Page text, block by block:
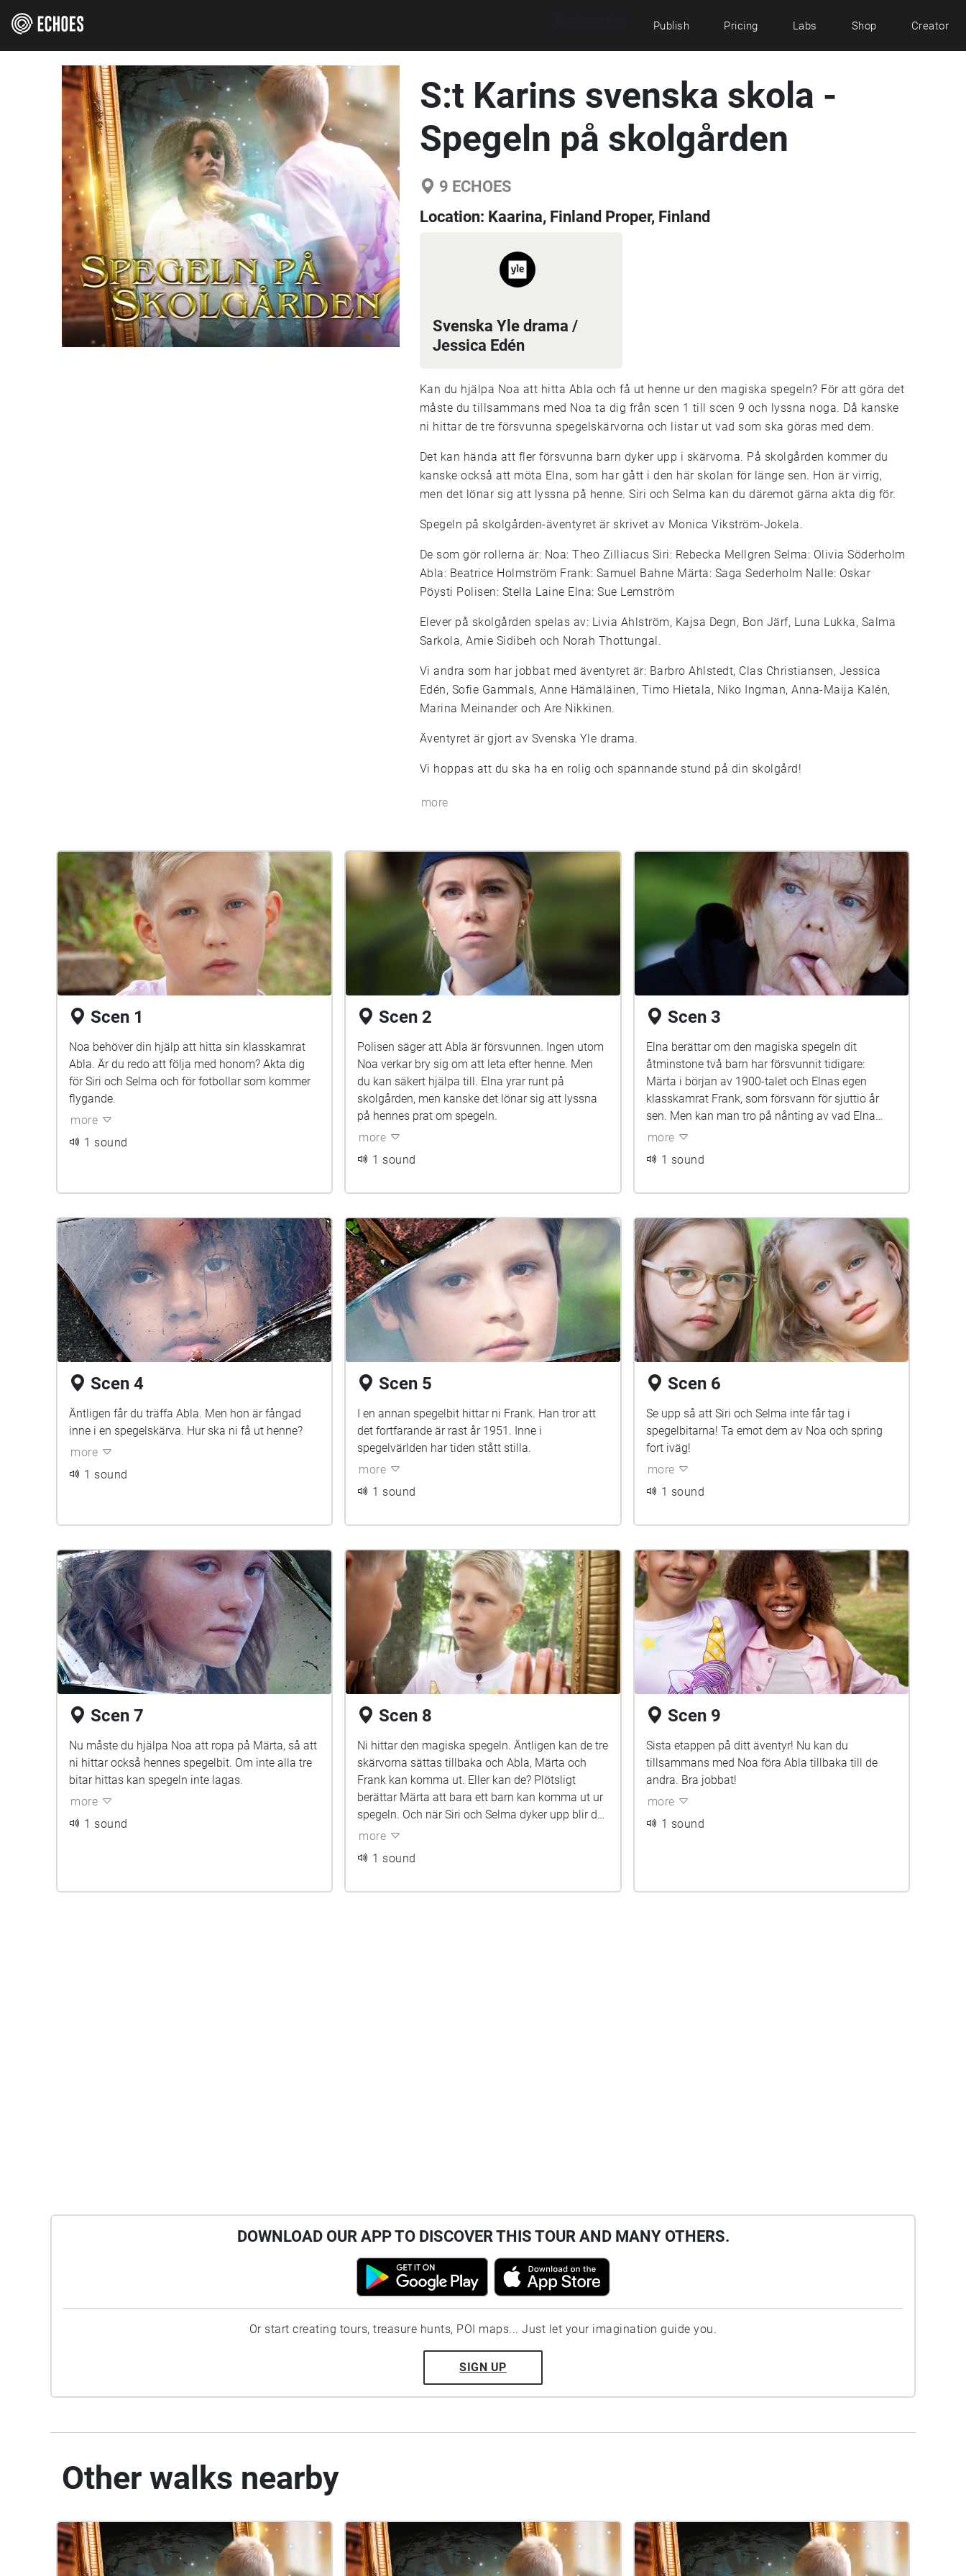
Publish Pricing Labs Shop Creator
S:t Karins svenska skola -
Spegeln på skolgården
9 ECHOES
Location: Kaarina, Finland Proper, Finland
Svenska Yle drama /
Jessica Edén
Kan du hjälpa Noa att hitta Abla och få ut henne ur den magiska spegeln? För att göra det
måste du tillsammans med Noa ta dig från scen 1 till scen 9 och lyssna noga. Då kanske
ni hittar de tre försvunna spegelskärvorna och listar ut vad som ska göras med dem.
Det kan hända att fler försvunna barn dyker upp i skärvorna. På skolgården kommer du
kanske också att möta Elna, som har gått i den här skolan för länge sen. Hon är virrig,
men det lönar sig att lyssna på henne. Siri och Selma kan du däremot gärna akta dig för.
Spegeln på skolgården-äventyret är skrivet av Monica Vikström-Jokela.
De som gör rollerna är: Noa: Theo Zilliacus Siri: Rebecka Mellgren Selma: Olivia Söderholm
Abla: Beatrice Holmström Frank: Samuel Bahne Märta: Saga Sederholm Nalle: Oskar
Pöysti Polisen: Stella Laine Elna: Sue Lemström
Elever på skolgården spelas av: Livia Ahlström, Kajsa Degn, Bon Järf, Luna Lukka, Salma
Sarkola, Amie Sidibeh och Norah Thottungal.
Vi andra som har jobbat med äventyret är: Barbro Ahlstedt, Clas Christiansen, Jessica
Edén, Sofie Gammals, Anne Hämäläinen, Timo Hietala, Niko Ingman, Anna-Maija Kalén,
Marina Meinander och Are Nikkinen.
Äventyret är gjort av Svenska Yle drama.
Vi hoppas att du ska ha en rolig och spännande stund på din skolgård!
more
Scen 1
Noa behöver din hjälp att hitta sin klasskamrat
Abla. Är du redo att följa med honom? Akta dig
för Siri och Selma och för fotbollar som kommer
flygande.
more
1 sound
Scen 2
Polisen säger att Abla är försvunnen. Ingen utom
Noa verkar bry sig om att leta efter henne. Men
du kan säkert hjälpa till. Elna yrar runt på
skolgården, men kanske det lönar sig att lyssna
på hennes prat om spegeln.
more
1 sound
Scen 3
Elna berättar om den magiska spegeln dit
åtminstone två barn har försvunnit tidigare:
Märta i början av 1900-talet och Elnas egen
klasskamrat Frank, som försvann för sjuttio år
sen. Men kan man tro på nånting av vad Elna
säger?
more
1 sound
Scen 4
Äntligen får du träffa Abla. Men hon är fångad
inne i en spegelskärva. Hur ska ni få ut henne?
more
1 sound
Scen 5
I en annan spegelbit hittar ni Frank. Han tror att
det fortfarande är rast år 1951. Inne i
spegelvärlden har tiden stått stilla.
more
1 sound
Scen 6
Se upp så att Siri och Selma inte får tag i
spegelbitarna! Ta emot dem av Noa och spring
fort iväg!
more
1 sound
Scen 7
Nu måste du hjälpa Noa att ropa på Märta, så att
ni hittar också hennes spegelbit. Om inte alla tre
bitar hittas kan spegeln inte lagas.
more
1 sound
Scen 8
Ni hittar den magiska spegeln. Äntligen kan de tre
skärvorna sättas tillbaka och Abla, Märta och
Frank kan komma ut. Eller kan de? Plötsligt
berättar Märta att bara ett barn kan komma ut ur
spegeln. Och när Siri och Selma dyker upp blir det
riktigt farligt. Ska också Noa hamna i
more
1 sound
Scen 9
Sista etappen på ditt äventyr! Nu kan du
tillsammans med Noa föra Abla tillbaka till de
andra. Bra jobbat!
more
1 sound
DOWNLOAD OUR APP TO DISCOVER THIS TOUR AND MANY OTHERS.
Or start creating tours, treasure hunts, POI maps... Just let your imagination guide you.
SIGN UP
Other walks nearby